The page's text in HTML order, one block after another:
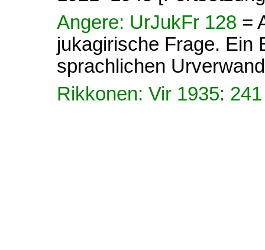
Angere: UrJukFr 128 =
jukagirische Frage. Ein
sprachlichen
Rikkonen: Vir 1935: